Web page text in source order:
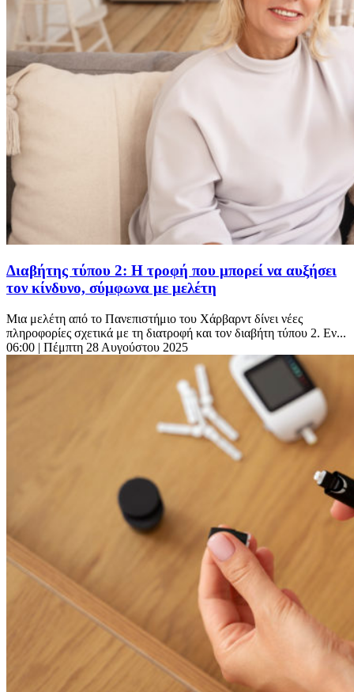
Διαβήτης τύπου 2: Η τροφή που μπορεί να αυξήσει
τον κίνδυνο, σύμφωνα με μελέτη
Μια μελέτη από το Πανεπιστήμιο του Χάρβαρντ δίνει νέες
πληροφορίες σχετικά με τη διατροφή και τον διαβήτη τύπου 2. Εν...
06:00 | Πέμπτη 28 Αυγούστου 2025